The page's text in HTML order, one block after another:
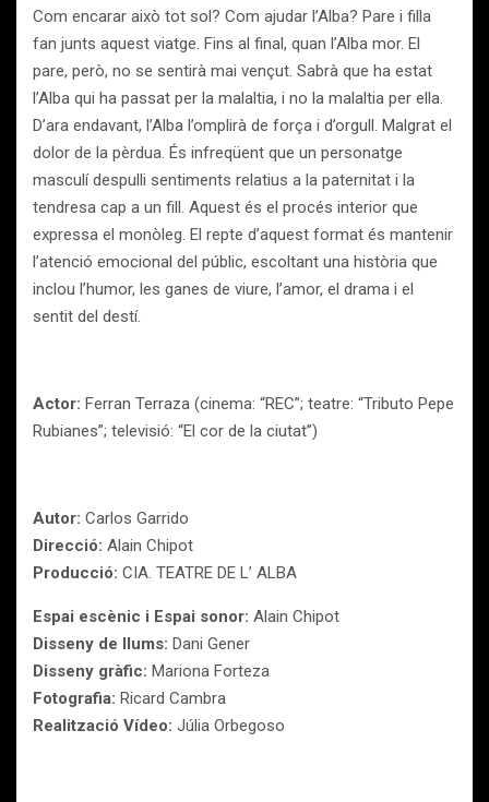
Com encarar això tot sol? Com ajudar l’Alba? Pare i filla
fan junts aquest viatge. Fins al final, quan l’Alba mor. El
pare, però, no se sentirà mai vençut. Sabrà que ha estat
l’Alba qui ha passat per la malaltia, i no la malaltia per ella.
D’ara endavant, l’Alba l’omplirà de força i d’orgull. Malgrat el
dolor de la pèrdua. És infreqüent que un personatge
masculí despulli sentiments relatius a la paternitat i la
tendresa cap a un fill. Aquest és el procés interior que
expressa el monòleg. El repte d’aquest format és mantenir
l’atenció emocional del públic, escoltant una història que
inclou l’humor, les ganes de viure, l’amor, el drama i el
sentit del destí.
Actor: Ferran Terraza (cinema: “REC”; teatre: “Tributo Pepe
Rubianes”; televisió: “El cor de la ciutat”)
Autor: Carlos Garrido
Direcció: Alain Chipot
Producció: CIA. TEATRE DE L’ ALBA
Espai escènic i Espai sonor: Alain Chipot
Disseny de llums: Dani Gener
Disseny gràfic: Mariona Forteza
Fotografia: Ricard Cambra
Realització Vídeo: Júlia Orbegoso